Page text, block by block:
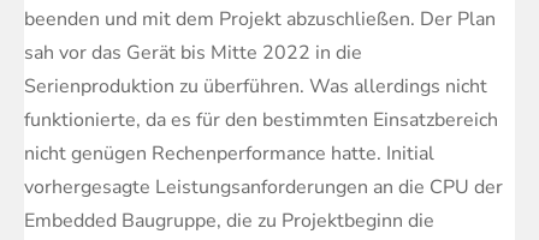
beenden und mit dem Projekt abzuschließen. Der Plan
sah vor das Gerät bis Mitte 2022 in die
Serienproduktion zu überführen. Was allerdings nicht
funktionierte, da es für den bestimmten Einsatzbereich
nicht genügen Rechenperformance hatte. Initial
vorhergesagte Leistungsanforderungen an die CPU der
Embedded Baugruppe, die zu Projektbeginn die